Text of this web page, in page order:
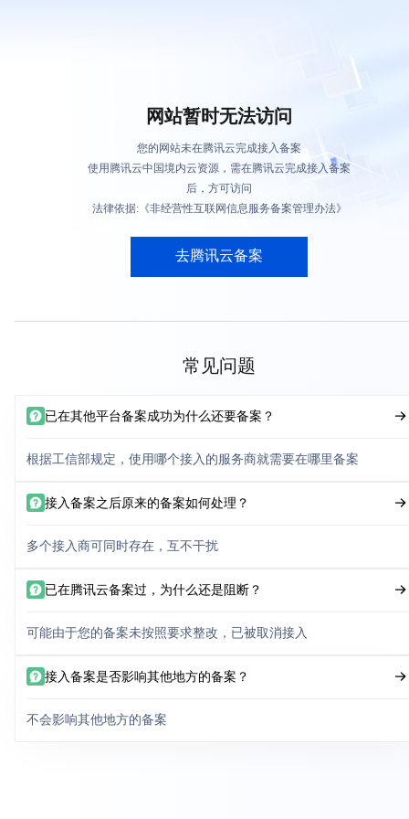
网站暂时无法访问
您的网站未在腾讯云完成接入备案
使用腾讯云中国境内云资源，需在腾讯云完成接入备案
后，方可访问
法律依据:《非经营性互联网信息服务备案管理办法》
去腾讯云备案
常见问题
已在其他平台备案成功为什么还要备案？
根据工信部规定，使用哪个接入的服务商就需要在哪里备案
接入备案之后原来的备案如何处理？
多个接入商可同时存在，互不干扰
已在腾讯云备案过，为什么还是阻断？
可能由于您的备案未按照要求整改，已被取消接入
接入备案是否影响其他地方的备案？
不会影响其他地方的备案